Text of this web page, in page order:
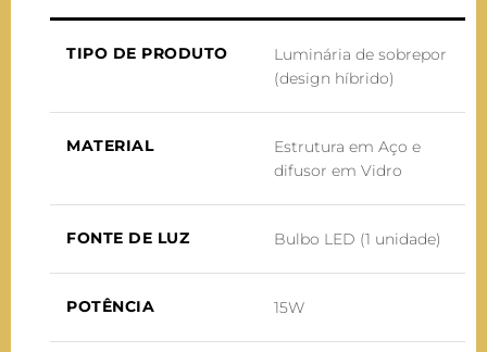
TIPO DE PRODUTO
Luminária de sobrepor
(design híbrido)
MATERIAL
Estrutura em Aço e
difusor em Vidro
FONTE DE LUZ Bulbo LED (1 unidade)
POTÊNCIA 15W